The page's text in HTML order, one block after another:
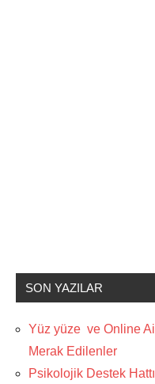
SON YAZILAR
Yüz yüze ve Online
Merak Edilenler
Psikolojik Destek